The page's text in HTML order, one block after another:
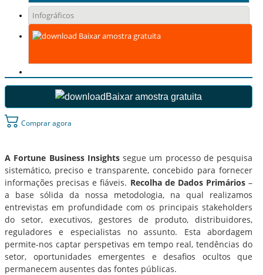
Infográficos
Baixar amostra gratuita
Baixar amostra gratuita
Comprar agora
A Fortune Business Insightssegue um processo de pesquisa
sistemático, preciso e transparente, concebido para fornecer
informações precisas e fiáveis. Recolha de Dados Primários–
a base sólida da nossa metodologia, na qual realizamos
entrevistas em profundidade com os principais stakeholders
do setor, executivos, gestores de produto, distribuidores,
reguladores e especialistas no assunto. Esta abordagem
permite-nos captar perspetivas em tempo real, tendências do
setor, oportunidades emergentes e desafios ocultos que
permanecem ausentes das fontes públicas.